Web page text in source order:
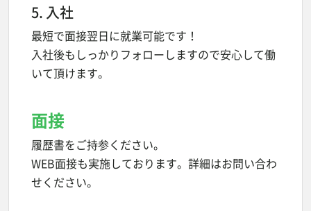
5. 入社
最短で面接翌日に就業可能です！
入社後もしっかりフォローしますので安心して働
いて頂けます。
面接
履歴書をご持参ください。
WEB面接も実施しております。詳細はお問い合わ
せください。